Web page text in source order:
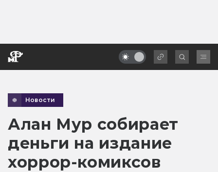
Новости
Алан Мур собирает
деньги на издание
хоррор-комиксов